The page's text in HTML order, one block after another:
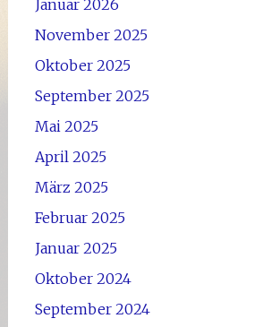
Januar 2026
November 2025
Oktober 2025
September 2025
Mai 2025
April 2025
März 2025
Februar 2025
Januar 2025
Oktober 2024
September 2024